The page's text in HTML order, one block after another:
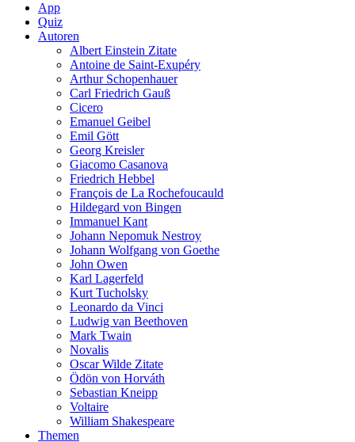
App
Quiz
Autoren
Albert Einstein Zitate
Antoine de Saint-Exupéry
Arthur Schopenhauer
Carl Friedrich Gauß
Cicero
Emanuel Geibel
Emil Gött
Georg Kreisler
Giacomo Casanova
Friedrich Hebbel
François de La Rochefoucauld
Hildegard von Bingen
Immanuel Kant
Johann Nepomuk Nestroy
Johann Wolfgang von Goethe
John Owen
Karl Lagerfeld
Kurt Tucholsky
Leonardo da Vinci
Ludwig van Beethoven
Mark Twain
Novalis
Oscar Wilde Zitate
Ödön von Horváth
Sebastian Kneipp
Voltaire
William Shakespeare
Themen